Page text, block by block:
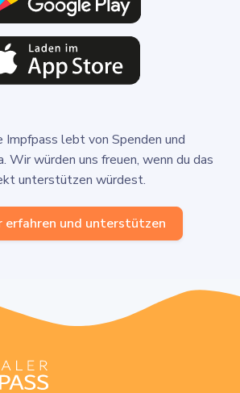
Impfpass lebt von Spenden und
Wir würden uns freuen, wenn du das
unterstützen würdest.
erfahren und unterstützen